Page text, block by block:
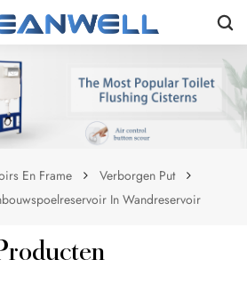
En Frame
Verborgen Put
In Wandreservoir